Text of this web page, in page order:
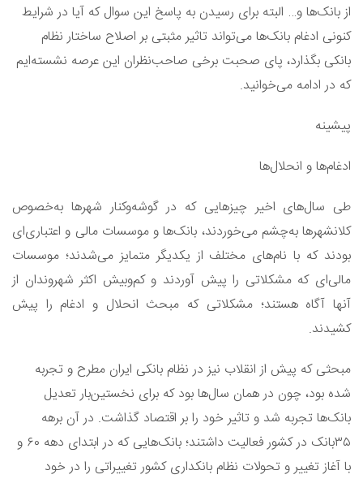
از بانک‌ها و… البته برای رسیدن به پاسخ این سوال که آیا در شرایط
کنونی ادغام بانک‌ها می‌تواند تاثیر مثبتی بر اصلاح ساختار نظام
بانکی بگذارد، پای صحبت برخی صاحب‌نظران این عرصه نشسته‌ایم
که در ادامه می‌خوانید.
پیشینه
ادغام‌ها و انحلال‌ها
طی سال‌های اخیر چیزهایی که در گوشه‌وکنار شهرها به‌خصوص
کلانشهرها به‌چشم می‌خوردند، بانک‌ها و موسسات مالی و اعتباری‌ای
بودند که با نام‌های مختلف از یکدیگر متمایز می‌شدند؛ موسسات
مالی‌ای که مشکلاتی را پیش آوردند و کم‌وبیش اکثر شهروندان از
آنها آگاه هستند؛ مشکلاتی که مبحث انحلال و ادغام را پیش
کشیدند.
مبحثی که پیش از انقلاب نیز در نظام بانکی ایران مطرح و تجربه
شده بود، چون در همان سال‌ها بود که برای نخستین‌بار تعدیل
بانک‌ها تجربه شد و تاثیر خود را بر اقتصاد گذاشت. در آن برهه
٣٥بانک در کشور فعالیت داشتند؛ بانک‌هایی که در ابتدای دهه ٦٠ و
با آغاز تغییر و تحولات نظام بانکداری کشور تغییراتی را در خود